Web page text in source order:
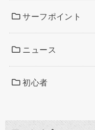
サーフポイント
ニュース
初心者